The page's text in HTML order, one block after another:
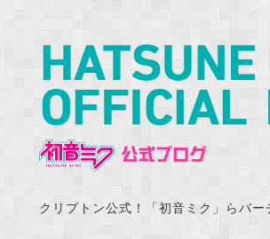
クリプトン公式！「初音ミク」らバ